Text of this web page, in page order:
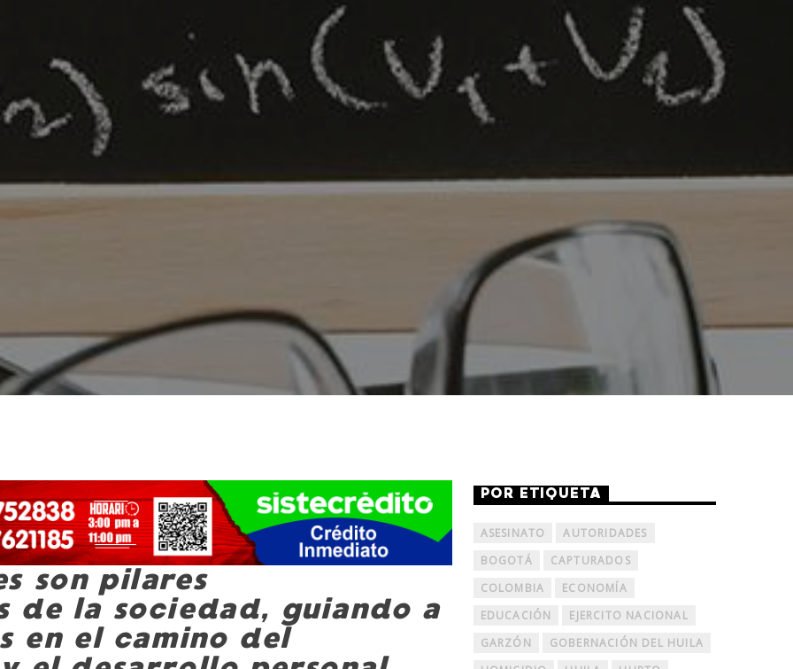
son pilares
de la sociedad, guiando a
en el camino del
POR ETIQUETA
ASESINATO
AUTORIDADES
BOGOTÁ
CAPTURADOS
COLOMBIA
ECONOMÍA
EDUCACIÓN
EJERCITO NACIONAL
GARZÓN
GOBERNACIÓN DEL HUILA